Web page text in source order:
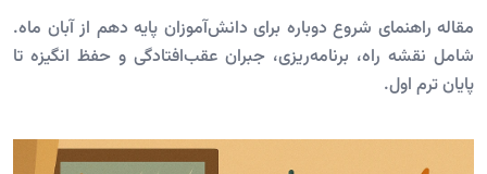
مقاله راهنمای شروع دوباره برای دانش‌آموزان پایه دهم از آبان ماه.
شامل نقشه راه، برنامه‌ریزی، جبران عقب‌افتادگی و حفظ انگیزه تا
پایان ترم اول.